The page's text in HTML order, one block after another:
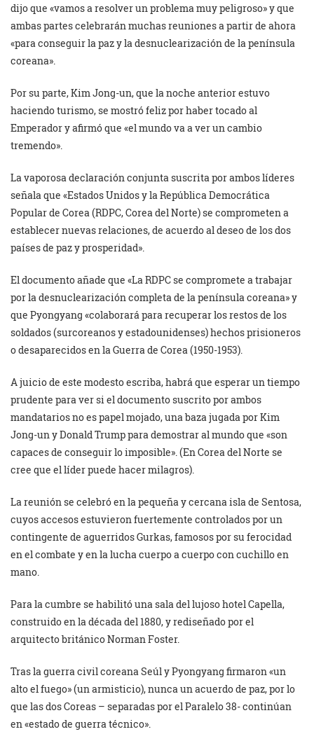
dijo que «vamos a resolver un problema muy peligroso» y que
ambas partes celebrarán muchas reuniones a partir de ahora
«para conseguir la paz y la desnuclearización de la península
coreana».
Por su parte, Kim Jong-un, que la noche anterior estuvo
haciendo turismo, se mostró feliz por haber tocado al
Emperador y afirmó que «el mundo va a ver un cambio
tremendo».
La vaporosa declaración conjunta suscrita por ambos líderes
señala que «Estados Unidos y la República Democrática
Popular de Corea (RDPC, Corea del Norte) se comprometen a
establecer nuevas relaciones, de acuerdo al deseo de los dos
países de paz y prosperidad».
El documento añade que «La RDPC se compromete a trabajar
por la desnuclearización completa de la península coreana» y
que Pyongyang «colaborará para recuperar los restos de los
soldados (surcoreanos y estadounidenses) hechos prisioneros
o desaparecidos en la Guerra de Corea (1950-1953).
A juicio de este modesto escriba, habrá que esperar un tiempo
prudente para ver si el documento suscrito por ambos
mandatarios no es papel mojado, una baza jugada por Kim
Jong-un y Donald Trump para demostrar al mundo que «son
capaces de conseguir lo imposible». (En Corea del Norte se
cree que el líder puede hacer milagros).
La reunión se celebró en la pequeña y cercana isla de Sentosa,
cuyos accesos estuvieron fuertemente controlados por un
contingente de aguerridos Gurkas, famosos por su ferocidad
en el combate y en la lucha cuerpo a cuerpo con cuchillo en
mano.
Para la cumbre se habilitó una sala del lujoso hotel Capella,
construido en la década del 1880, y rediseñado por el
arquitecto británico Norman Foster.
Tras la guerra civil coreana Seúl y Pyongyang firmaron «un
alto el fuego» (un armisticio), nunca un acuerdo de paz, por lo
que las dos Coreas – separadas por el Paralelo 38- continúan
en «estado de guerra técnico».